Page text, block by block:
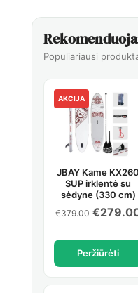
Populiariausi
AKCIJA
JBAY Kame KX260
SUP irklentė su
sėdyne (330 cm)
€379.00 Original
was:
€
Peržiūrėti